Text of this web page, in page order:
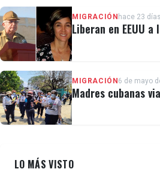
MIGRACIÓN hace 23 días
Liberan en EEUU
MIGRACIÓN6 de mayo
Madres cubanas
LO MÁS VISTO